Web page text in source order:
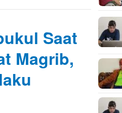
Saat
Magrib,